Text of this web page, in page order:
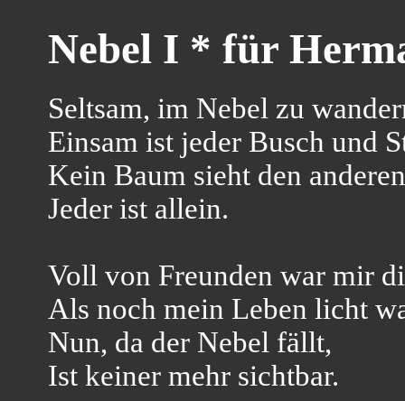
Nebel I * für
Seltsam, im Nebel zu
Einsam ist jeder Busch und
Kein Baum sieht den
Jeder ist allein.
Voll von Freunden war mir
Als noch mein Leben licht
Nun, da der Nebel fällt,
Ist keiner mehr sichtbar.